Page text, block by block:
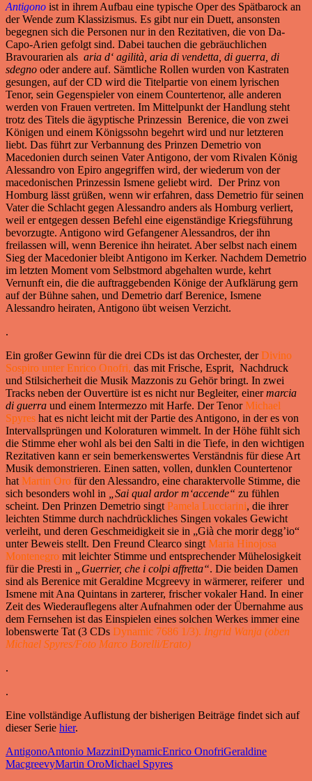
Antigono ist in ihrem Aufbau eine typische Oper des Spätbarock an
der Wende zum Klassizismus. Es gibt nur ein Duett, ansonsten
begegnen sich die Personen nur in den Rezitativen, die von Da-
Capo-Arien gefolgt sind. Dabei tauchen die gebräuchlichen
Bravourarien als aria d‘ agilità, aria di vendetta, di guerra, di
sdegno oder andere auf. Sämtliche Rollen wurden von Kastraten
gesungen, auf der CD wird die Titelpartie von einem lyrischen
Tenor, sein Gegenspieler von einem Countertenor, alle anderen
werden von Frauen vertreten. Im Mittelpunkt der Handlung steht
trotz des Titels die ägyptische Prinzessin Berenice, die von zwei
Königen und einem Königssohn begehrt wird und nur letzteren
liebt. Das führt zur Verbannung des Prinzen Demetrio von
Macedonien durch seinen Vater Antigono, der vom Rivalen König
Alessandro von Epiro angegriffen wird, der wiederum von der
macedonischen Prinzessin Ismene geliebt wird. Der Prinz von
Homburg lässt grüßen, wenn wir erfahren, dass Demetrio für seinen
Vater die Schlacht gegen Alessandro anders als Homburg verliert,
weil er entgegen dessen Befehl eine eigenständige Kriegsführung
bevorzugte. Antigono wird Gefangener Alessandros, der ihn
freilassen will, wenn Berenice ihn heiratet. Aber selbst nach einem
Sieg der Macedonier bleibt Antigono im Kerker. Nachdem Demetrio
im letzten Moment vom Selbstmord abgehalten wurde, kehrt
Vernunft ein, die die auftraggebenden Könige der Aufklärung gern
auf der Bühne sahen, und Demetrio darf Berenice, Ismene
Alessandro heiraten, Antigono übt weisen Verzicht.
.
Ein großer Gewinn für die drei CDs ist das Orchester, der Divino
Sospiro unter Enrico Onofri, das mit Frische, Esprit, Nachdruck
und Stilsicherheit die Musik Mazzonis zu Gehör bringt. In zwei
Tracks neben der Ouvertüre ist es nicht nur Begleiter, einermarcia
di guerra und einem Intermezzo mit Harfe. Der Tenor Michael
Spyres hat es nicht leicht mit der Partie des Antigono, in der es von
Intervallsprüngen und Koloraturen wimmelt. In der Höhe fühlt sich
die Stimme eher wohl als bei den Salti in die Tiefe, in den wichtigen
Rezitativen kann er sein bemerkenswertes Verständnis für diese Art
Musik demonstrieren. Einen satten, vollen, dunklen Countertenor
hat Martin Oro für den Alessandro, eine charaktervolle Stimme, die
sich besonders wohl in
„Sai qual ardor m‘accende“ zu fühlen
scheint. Den Prinzen Demetrio singt Pamela Lucciarini, die ihrer
leichten Stimme durch nachdrückliches Singen vokales Gewicht
verleiht, und deren Geschmeidigkeit sie in „Già che morir degg’io“
unter Beweis stellt. Den Freund Clearco singt Maria Hinojosa
Montenegro mit leichter Stimme und entsprechender Mühelosigkeit
für die Presti in
„Guerrier, che i colpi affretta“. Die beiden Damen
sind als Berenice mit Geraldine Mcgreevy in wärmerer, reiferer und
Ismene mit Ana Quintans in zarterer, frischer vokaler Hand. In einer
Zeit des Wiederauflegens alter Aufnahmen oder der Übernahme aus
dem Fernsehen ist das Einspielen eines solchen Werkes immer eine
lobenswerte Tat (3 CDs Dynamic 7686 1/3). Ingrid Wanja (oben
Michael Spyres/Foto Marco Borelli/Erato)
.
.
Eine vollständige Auflistung der bisherigen Beiträge findet sich auf
dieser Serie hier.
AntigonoAntonio MazziniDynamicEnrico OnofriGeraldine
MacgreevyMartin OroMichael Spyres